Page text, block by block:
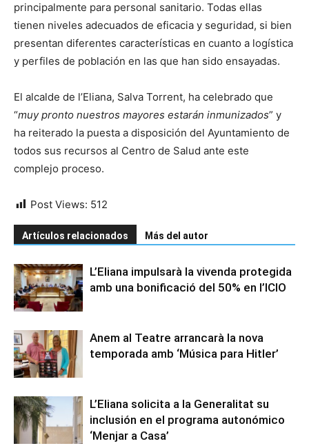
principalmente para personal sanitario. Todas ellas
tienen niveles adecuados de eficacia y seguridad, si bien
presentan diferentes características en cuanto a logística
y perfiles de población en las que han sido ensayadas.
El alcalde de l’Eliana, Salva Torrent, ha celebrado que
“muy pronto nuestros mayores estarán inmunizados” y
ha reiterado la puesta a disposición del Ayuntamiento de
todos sus recursos al Centro de Salud ante este
complejo proceso.
Post Views: 512
Artículos relacionados Más del autor
L’Eliana impulsarà la vivenda protegida
amb una bonificació del 50% en l’ICIO
Anem al Teatre arrancarà la nova
temporada amb ‘Música para Hitler’
L’Eliana solicita a la Generalitat su
inclusión en el programa autonómico
‘Menjar a Casa’